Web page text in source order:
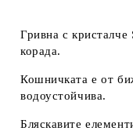
Гривна с
корада.
Кошничката е от
водоустойчива.
Бляскавите